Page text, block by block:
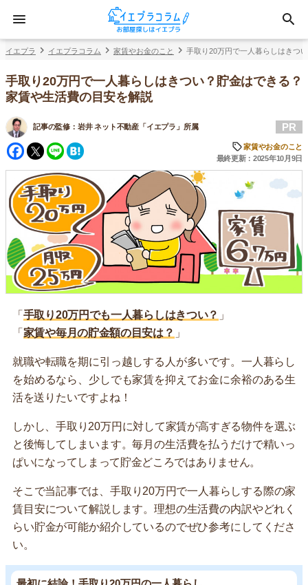
イエプラ イエプラコラム 家賃やお金のこと 手取り20万円で一人暮らしはきつ
手取り20万円で一人暮らしはきつい？貯金はできる？
家賃や生活費の目安を解説
記事の監修： 岩井 ネット不動産「イエプラ」所属
Facebook
Twitter
Line
PR
家賃やお金のこと
最終更新：2025年10月9日
「 手取り20万円でも一人暮らしはきつい？ 」
「 家賃や毎月の貯金額の目安は？ 」
就職や転職を期に引っ越しする人が多いです。一人暮らし
を始めるなら、少しでも家賃を抑えてお金に余裕のある生
活を送りたいですよね！
しかし、手取り20万円に対して家賃が高すぎる物件を選ぶ
と後悔してしまいます。毎月の生活費を払うだけで精いっ
ぱいになってしまって貯金どころではありません。
そこで当記事では、手取り20万円で一人暮らしする際の家
賃目安について解説します。理想の生活費の内訳やどれく
らい貯金が可能か紹介しているのでぜひ参考にしてくださ
い。